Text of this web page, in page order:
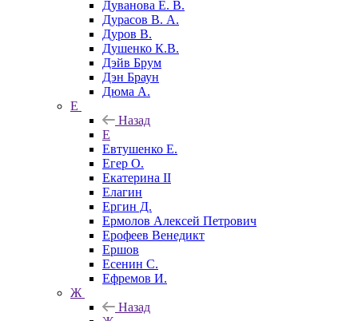
Дуванова Е. В.
Дурасов В. А.
Дуров В.
Душенко К.В.
Дэйв Брум
Дэн Браун
Дюма А.
Е
Назад
Е
Евтушенко Е.
Егер О.
Екатерина II
Елагин
Ергин Д.
Ермолов Алексей Петрович
Ерофеев Венедикт
Ершов
Есенин С.
Ефремов И.
Ж
Назад